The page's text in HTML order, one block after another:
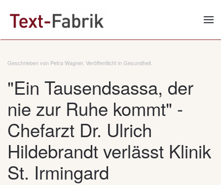
Zum Hauptinhalt springen
Geschrieben von Petra Wagner. Veröffentlicht inGesundheit
"Ein Tausendsassa, der
nie zur Ruhe kommt" -
Chefarzt Dr. Ulrich
Hildebrandt verlässt Klinik
St. Irmingard